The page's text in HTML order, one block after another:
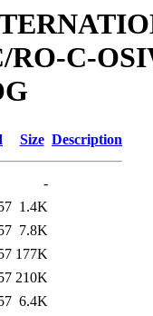
C-
Size Description
-
1.4K
7.8K
177K
210K
6.4K